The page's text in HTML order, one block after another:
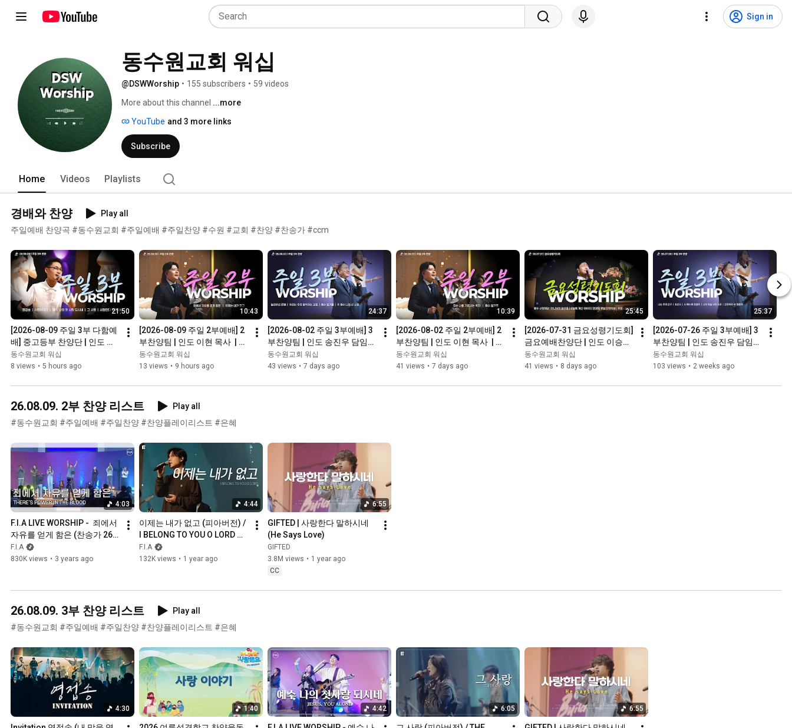
Sign in
동수원교회 워십
@DSWWorship • 155 subscribers • 59 videos
More about this channel ...more
YouTube and 3 more links
Subscribe
Home Videos Playlists
경배와 찬양
Play all
주일예배 찬양곡 #동수원교회 #주일예배 #주일찬양 #수원 #교회 #찬양 #찬송가 #ccm
21:50
[2026-08-09 주일 3부 다함예
배] 중고등부 찬양단 | 인도 송
헌우 청소년  | 경배와찬양ㅣ동
수원교회
동수원교회 워십
8 views • 5 hours ago
10:43
[2026-08-09 주일 2부예배] 2
부찬양팀 | 인도 이현 목사  | 경
배와찬양ㅣ동수원교회
동수원교회 워십
13 views • 9 hours ago
24:37
[2026-08-02 주일 3부예배] 3
부찬양팀 | 인도 송진우 담임목
사  | 경배와찬양ㅣ동수원교회
동수원교회 워십
43 views • 7 days ago
10:39
[2026-08-02 주일 2부예배] 2
부찬양팀 | 인도 이현 목사  | 경
배와찬양ㅣ동수원교회
동수원교회 워십
41 views • 7 days ago
25:45
[2026-07-31 금요성령기도회]
금요예배찬양단 | 인도 이승윤
목사  | 경배와찬양ㅣ동수원교
회
동수원교회 워십
41 views • 8 days ago
25:37
[2026-07-26 주일 3부예배] 3
부찬양팀 | 인도 송진우 담임목
사  | 경배와찬양ㅣ동수원교회
동수원교회 워십
103 views • 2 weeks ago
26.08.09. 2부 찬양 리스트
Play all
#동수원교회 #주일예배 #주일찬양 #찬양플레이리스트 #은혜
4:03
F.I.A LIVE WORSHIP -  죄에서
자유를 얻게 함은 (찬송가 268
장/피아버전) | THERE’S
POWER IN THE BLOOD
F.I.A
830K views • 3 years ago
4:44
이제는 내가 없고 (피아버전) /
I BELONG TO YOU O LORD
(FIA.ver) - 피아워십
F.I.A
132K views • 1 year ago
6:55
GIFTED | 사랑한다 말하시네
(He Says Love)
GIFTED
3.8M views • 1 year ago
CC
26.08.09. 3부 찬양 리스트
Play all
#동수원교회 #주일예배 #주일찬양 #찬양플레이리스트 #은혜
4:30 1:40 4:42 6:05 6:55